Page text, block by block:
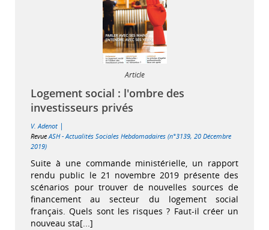
Article
Logement social : l'ombre des
investisseurs privés
V. Adenot |
RevueASH - Actualités Sociales Hebdomadaires (n°3139, 20 Décembre
2019)
Suite à une commande ministérielle, un rapport
rendu public le 21 novembre 2019 présente des
scénarios pour trouver de nouvelles sources de
financement au secteur du logement social
français. Quels sont les risques ? Faut-il créer un
nouveau sta[...]